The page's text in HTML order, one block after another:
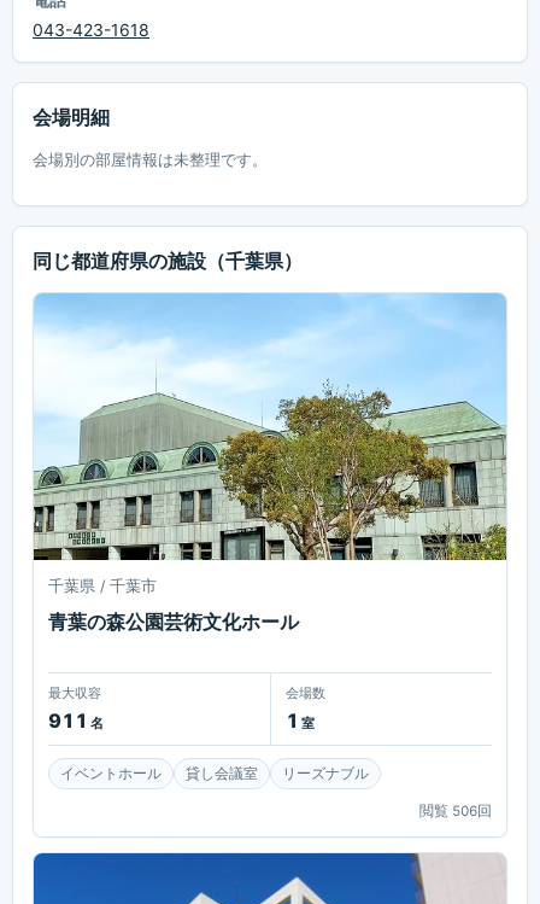
043-423-1618
会場明細
会場別の部屋情報は未整理です。
同じ都道府県の施設 （千葉県）
千葉県 / 千葉市
青葉の森公園芸術文化ホール
最大収容
911 名
会場数
1 室
イベントホール 貸し会議室 リーズナブル
閲覧 506回